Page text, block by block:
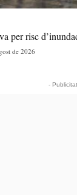
per risc
de 2026
-